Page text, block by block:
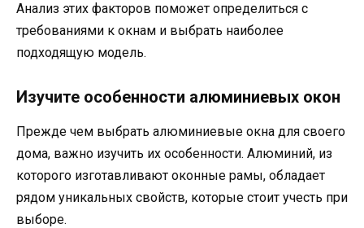
Анализ этих факторов поможет определиться с
требованиями к окнам и выбрать наиболее
подходящую модель.
Изучите особенности алюминиевых окон
Прежде чем выбрать алюминиевые окна для своего
дома, важно изучить их особенности. Алюминий, из
которого изготавливают оконные рамы, обладает
рядом уникальных свойств, которые стоит учесть при
выборе.